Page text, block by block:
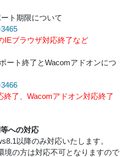
ト期限について
IEブラウザ対応終了など
ート終了とWacomアドオンにつ
終了、Wacomアドオン対応終了
への対応
以降のみ対応いたします。
境の方は対応不可となりますので